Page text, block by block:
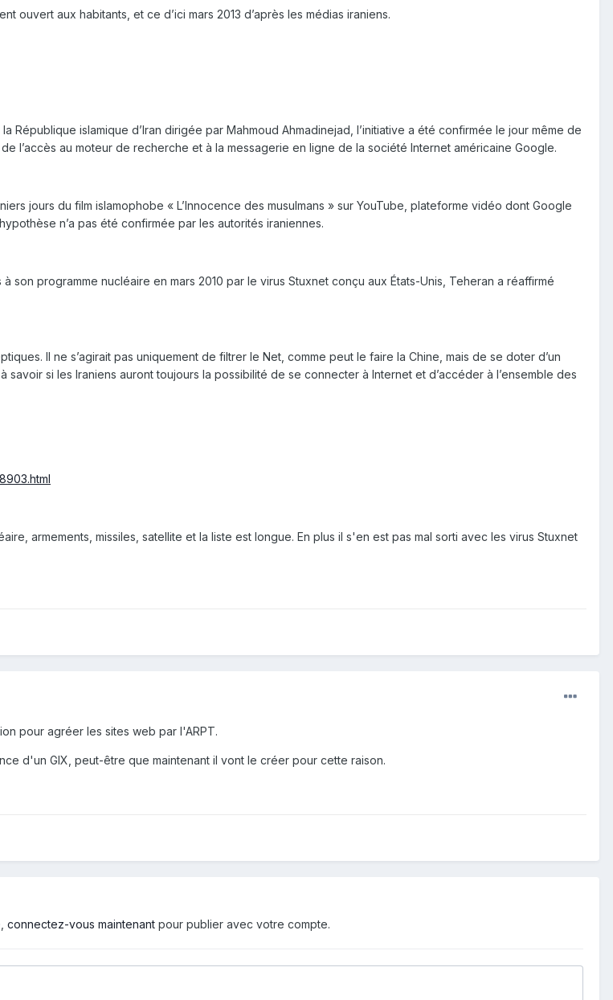
ouvert aux habitants, et ce d’ici mars 2013 d’après les médias iraniens.
islamique d’Iran dirigée par Mahmoud Ahmadinejad, l’initiative a été confirmée le jour même de
l’accès au moteur de recherche et à la messagerie en ligne de la société Internet américaine Google.
jours du film islamophobe « L’Innocence des musulmans » sur YouTube, plateforme vidéo dont Google
n’a pas été confirmée par les autorités iraniennes.
son programme nucléaire en mars 2010 par le virus Stuxnet conçu aux États-Unis, Teheran a réaffirmé
Il ne s’agirait pas uniquement de filtrer le Net, comme peut le faire la Chine, mais de se doter d’un
si les Iraniens auront toujours la possibilité de se connecter à Internet et d’accéder à l’ensemble des
armements, missiles, satellite et la liste est longue. En plus il s'en est pas mal sorti avec les virus Stuxnet
pour agréer les sites web par l'ARPT.
d'un GIX, peut-être que maintenant il vont le créer pour cette raison.
connectez-vous maintenant pour publier avec votre compte.